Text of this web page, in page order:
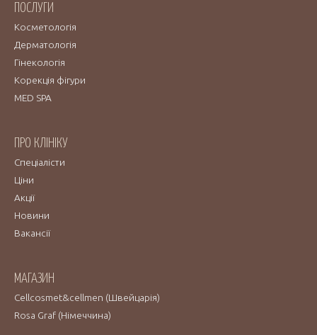
ПОСЛУГИ
Косметологія
Дерматологія
Гінекологія
Корекція фігури
MED SPA
ПРО КЛІНІКУ
Спеціалісти
Ціни
Акції
Новини
Вакансії
МАГАЗИН
Cellcosmet&cellmen (Швейцарія)
Rosa Graf (Німеччина)